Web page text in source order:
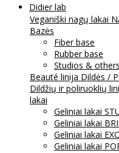
Didier lab
Veganiški nagų lakai
Bazės
Fiber base
Rubber base
Studios & others
Beauté linija Dildės /
Dildžių ir poliruoklių
lakai
Geliniai lakai
Geliniai lakai
Geliniai lakai
Geliniai lakai